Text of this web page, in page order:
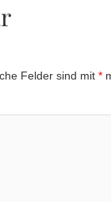
Felder sind mit *